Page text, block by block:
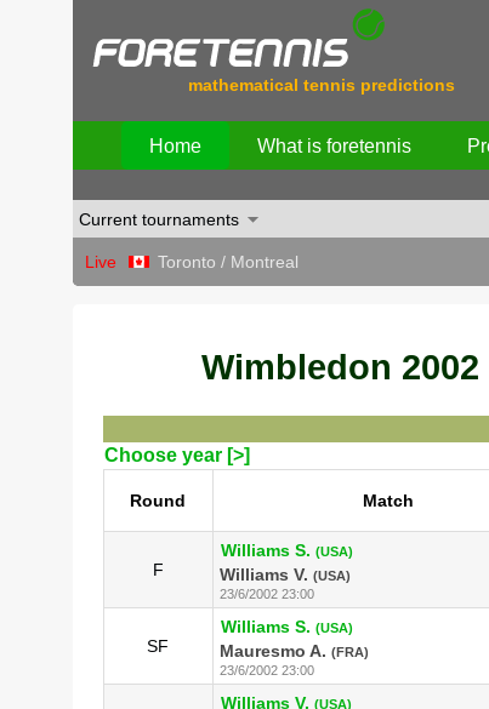
mathematical tennis predictions
Home What is foretennis
Current tournaments
Live Toronto / Montreal
Wimbledon
Choose year [>]
Round Match
F
Williams S. (USA)
Williams V. (USA)
23/6/2002 23:00
SF
Williams S. (USA)
Mauresmo A. (FRA)
23/6/2002 23:00
Williams V. (USA)